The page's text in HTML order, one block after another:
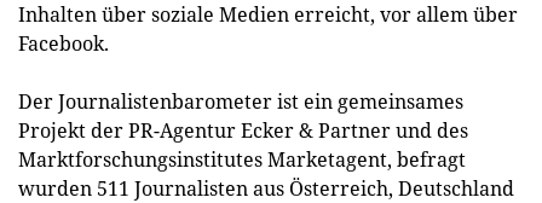
Inhalten über soziale Medien erreicht, vor allem über
Facebook.
Der Journalistenbarometer ist ein gemeinsames
Projekt der PR-Agentur Ecker & Partner und des
Marktforschungsinstitutes Marketagent, befragt
wurden 511 Journalisten aus Österreich, Deutschland